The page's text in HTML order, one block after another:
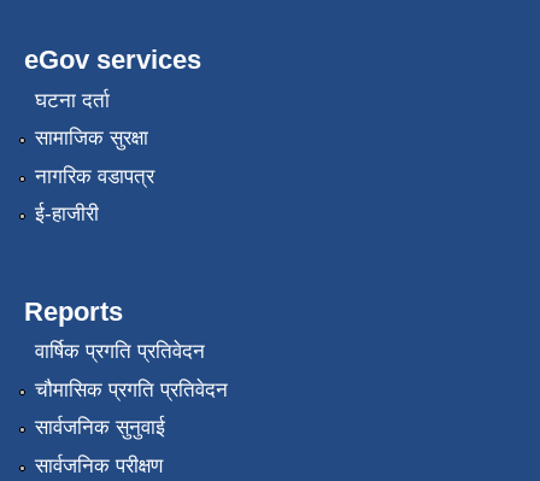
eGov services
घटना दर्ता
सामाजिक सुरक्षा
नागरिक वडापत्र
ई-हाजीरी
Reports
वार्षिक प्रगति प्रतिवेदन
चौमासिक प्रगति प्रतिवेदन
सार्वजनिक सुनुवाई
सार्वजनिक परीक्षण